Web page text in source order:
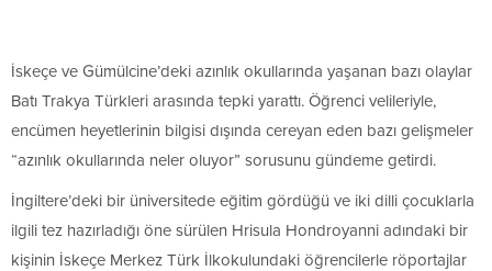
İskeçe ve Gümülcine’deki azınlık okullarında yaşanan bazı olaylar
Batı Trakya Türkleri arasında tepki yarattı. Öğrenci velileriyle,
encümen heyetlerinin bilgisi dışında cereyan eden bazı gelişmeler
“azınlık okullarında neler oluyor” sorusunu gündeme getirdi.
İngiltere’deki bir üniversitede eğitim gördüğü ve iki dilli çocuklarla
ilgili tez hazırladığı öne sürülen Hrisula Hondroyanni adındaki bir
kişinin İskeçe Merkez Türk İlkokulundaki öğrencilerle röportajlar